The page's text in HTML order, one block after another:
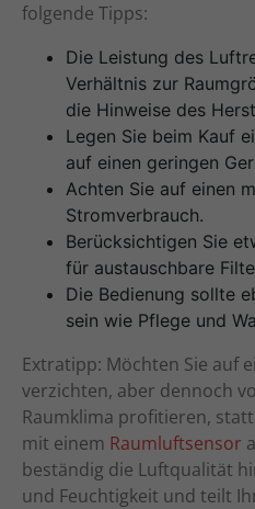
folgende Tipps:
Die Leistung des
Verhältnis zur
die Hinweise des
Legen Sie beim Kauf
auf einen geringen
Achten Sie auf einen
Stromverbrauch.
Berücksichtigen Sie
für austauschbare
Die Bedienung sollte
sein wie Pflege und
Extratipp: Möchten Sie auf
verzichten, aber dennoch
Raumklima profitieren,
mit einem Raumluftsensor
beständig die Luftqualität
und Feuchtigkeit und teilt